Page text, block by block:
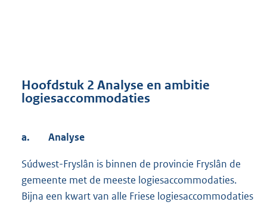
Hoofdstuk 2 Analyse en ambitie
logiesaccommodaties
a. Analyse
Súdwest-Fryslân is binnen de provincie Fryslân de
gemeente met de meeste logiesaccommodaties.
Bijna een kwart van alle Friese logiesaccommodaties